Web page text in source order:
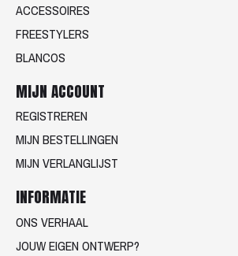
ACCESSOIRES
FREESTYLERS
BLANCOS
MIJN ACCOUNT
REGISTREREN
MIJN BESTELLINGEN
MIJN VERLANGLIJST
INFORMATIE
ONS VERHAAL
JOUW EIGEN ONTWERP?